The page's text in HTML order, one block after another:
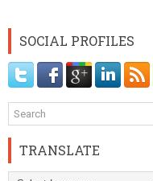
SOCIAL PROFILES
TRANSLATE